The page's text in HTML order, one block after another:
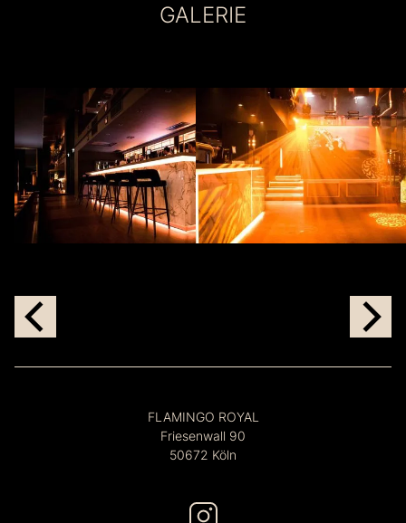
GALERIE
FLAMINGO ROYAL
Friesenwall 90
50672 Köln